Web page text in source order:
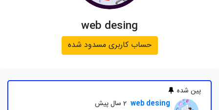
web desing
حساب کاربری مسدود شده
پین شده
web desing 2 سال پیش